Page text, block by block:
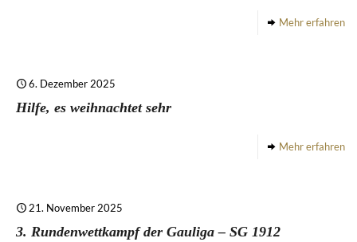
Mehr erfahren
6. Dezember 2025
Hilfe, es weihnachtet sehr
Mehr erfahren
21. November 2025
3. Rundenwettkampf der Gauliga – SG 1912